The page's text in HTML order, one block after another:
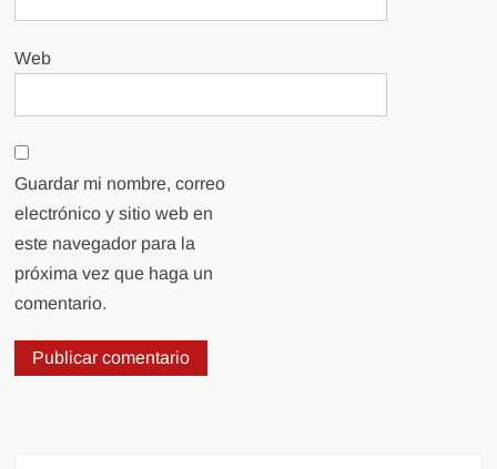
Web
Guardar mi nombre, correo
electrónico y sitio web en
este navegador para la
próxima vez que haga un
comentario.